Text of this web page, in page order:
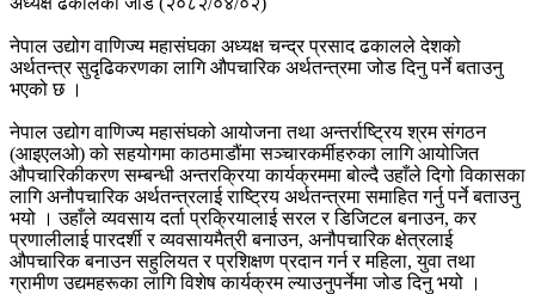
नेपाल उद्योग वाणिज्य महासंघका अध्यक्ष चन्द्र प्रसाद ढकालले देशको
अर्थतन्त्र सुदृढिकरणका लागि औपचारिक अर्थतन्त्रमा जोड दिनु पर्ने बताउनु
भएको छ ।
नेपाल उद्योग वाणिज्य महासंघको आयोजना तथा अन्तर्राष्ट्रिय श्रम संगठन
(आइएलओ) को सहयोगमा काठमाडौंमा सञ्चारकर्मीहरुका लागि आयोजित
औपचारिकीकरण सम्बन्धी अन्तरक्रिया कार्यक्रममा बोल्दै उहाँले दिगो विकासका
लागि अनौपचारिक अर्थतन्त्रलाई राष्ट्रिय अर्थतन्त्रमा समाहित गर्नु पर्ने बताउनु
भयो । उहाँले व्यवसाय दर्ता प्रक्रियालाई सरल र डिजिटल बनाउन, कर
प्रणालीलाई पारदर्शी र व्यवसायमैत्री बनाउन, अनौपचारिक क्षेत्रलाई
औपचारिक बनाउन सहुलियत र प्रशिक्षण प्रदान गर्न र महिला, युवा तथा
ग्रामीण उद्यमहरूका लागि विशेष कार्यक्रम ल्याउनुपर्नेमा जोड दिनु भयो ।